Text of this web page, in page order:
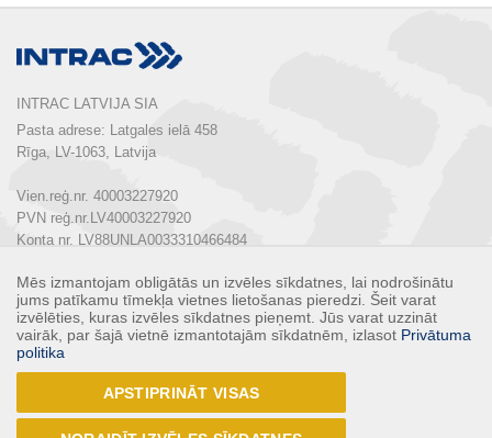
INTRAC LATVIJA SIA
Pasta adrese: Latgales ielā 458
Rīga, LV-1063, Latvija
Vien.reģ.nr. 40003227920
PVN reģ.nr.LV40003227920
Konta nr. LV88UNLA0033310466484
Tālrunis: + 371 67 803 700
E-pasts: info@intrac.lv
KONTAKTI
Seko mums
Mēs izmantojam obligātās un izvēles sīkdatnes, lai nodrošinātu
jums patīkamu tīmekļa vietnes lietošanas pieredzi. Šeit varat
izvēlēties, kuras izvēles sīkdatnes pieņemt. Jūs varat uzzināt
vairāk, par šajā vietnē izmantotajām sīkdatnēm, izlasot Privātuma
politika
APSTIPRINĀT VISAS